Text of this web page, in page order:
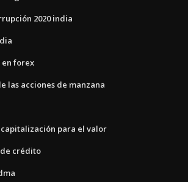
2020 india
en forex
las acciones de manzana
para el valor
crédito